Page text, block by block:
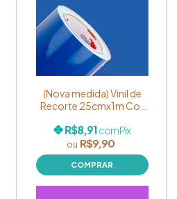
(Nova medida) Vinil de
Recorte 25cmx1m Cor
R$9,90
R$8,91comPix